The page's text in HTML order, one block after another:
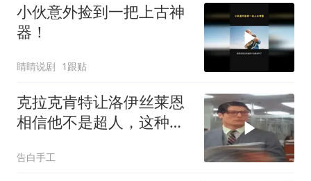
小伙意外捡到一把上古神
器！
睛睛说剧 1跟贴
克拉克肯特让洛伊丝莱恩
相信他不是超人，这种心
告白手工